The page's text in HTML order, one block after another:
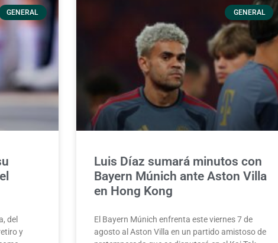
GENERAL
del
y
GENERAL
Luis Díaz sumará minutos con
Bayern Múnich ante Aston Villa
en Hong Kong
El Bayern Múnich enfrenta este viernes 7 de
agosto al Aston Villa en un partido amistoso de